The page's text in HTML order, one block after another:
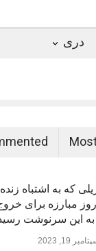
دری
مبارزه برای
این سرنوشت
19, 2023